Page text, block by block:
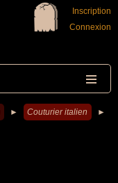
Inscription
Connexion
► Couturier italien ►